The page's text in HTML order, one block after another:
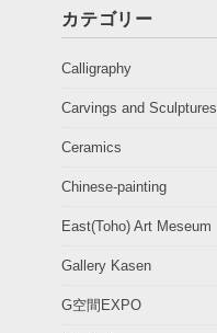
カテゴリー
Calligraphy
Carvings and Sculptures
Ceramics
Chinese-painting
East(Toho) Art Meseum
Gallery Kasen
G空間EXPO